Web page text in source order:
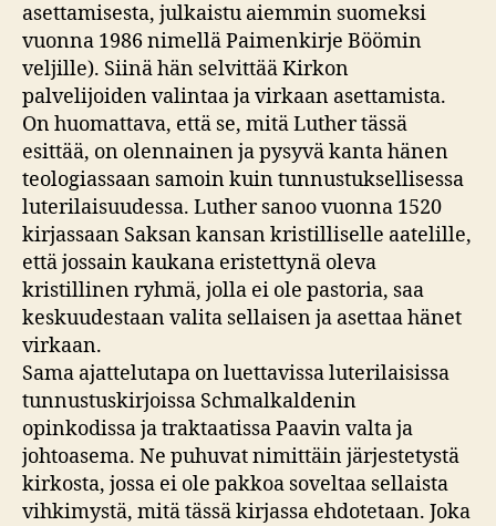
asettamisesta, julkaistu aiemmin suomeksi
vuonna 1986 nimellä Paimenkirje Böömin
veljille). Siinä hän selvittää Kirkon
palvelijoiden valintaa ja virkaan asettamista.
On huomattava, että se, mitä Luther tässä
esittää, on olennainen ja pysyvä kanta hänen
teologiassaan samoin kuin tunnustuksellisessa
luterilaisuudessa. Luther sanoo vuonna 1520
kirjassaan Saksan kansan kristilliselle aatelille,
että jossain kaukana eristettynä oleva
kristillinen ryhmä, jolla ei ole pastoria, saa
keskuudestaan valita sellaisen ja asettaa hänet
virkaan.
Sama ajattelutapa on luettavissa luterilaisissa
tunnustuskirjoissa Schmalkaldenin
opinkodissa ja traktaatissa Paavin valta ja
johtoasema. Ne puhuvat nimittäin järjestetystä
kirkosta, jossa ei ole pakkoa soveltaa sellaista
vihkimystä, mitä tässä kirjassa ehdotetaan. Joka